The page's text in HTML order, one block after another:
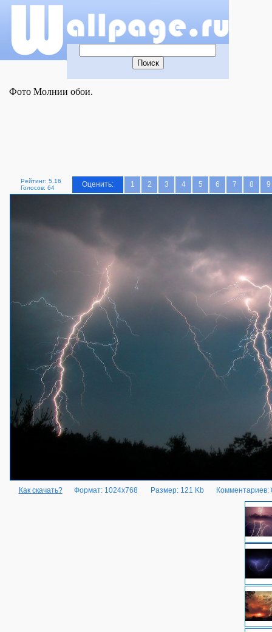
Фото Молнии обои.
Рейтинг: 5.16
Голосов: 64
Оценить: 1 2 3 4 5 6 7 8 9
Как скачать? Формат: 1024x768 Размер: 121 Kb Комментариев: